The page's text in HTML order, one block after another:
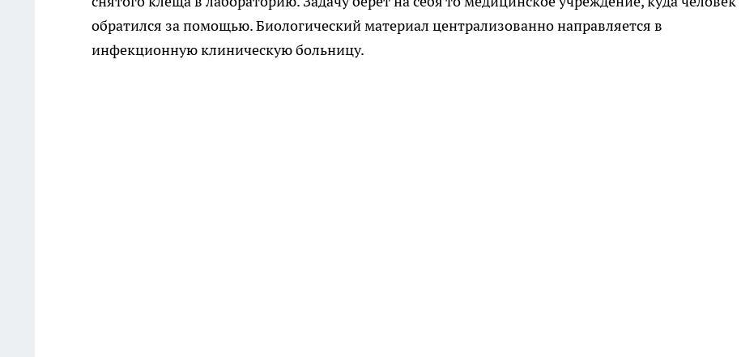
обратился за помощью. Биологический материал централизованно направляется в
инфекционную клиническую больницу.